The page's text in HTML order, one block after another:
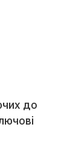
до